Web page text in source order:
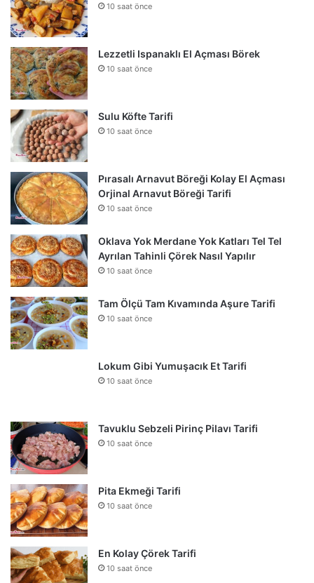
10 saat önce
Lezzetli Ispanaklı El Açması Börek
10 saat önce
Sulu Köfte Tarifi
10 saat önce
Pırasalı Arnavut Böreği Kolay El Açması
Orjinal Arnavut Böreği Tarifi
10 saat önce
Oklava Yok Merdane Yok Katları Tel Tel
Ayrılan Tahinli Çörek Nasıl Yapılır
10 saat önce
Tam Ölçü Tam Kıvamında Aşure Tarifi
10 saat önce
Lokum Gibi Yumuşacık Et Tarifi
10 saat önce
Tavuklu Sebzeli Pirinç Pilavı Tarifi
10 saat önce
Pita Ekmeği Tarifi
10 saat önce
En Kolay Çörek Tarifi
10 saat önce